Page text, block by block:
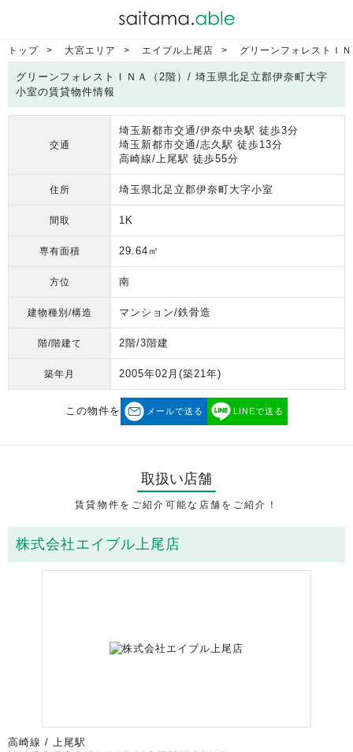
トップ 大宮エリア エイブル上尾店 グリーンフォレストＩ
グリーンフォレストＩＮＡ（2階）/ 埼玉県北足立郡伊奈町大字
小室の賃貸物件情報
交通
埼玉新都市交通/伊奈中央駅 徒歩3分
埼玉新都市交通/志久駅 徒歩13分
高崎線/上尾駅 徒歩55分
住所 埼玉県北足立郡伊奈町大字小室
間取 1K
専有面積 29.64㎡
方位 南
建物種別/構造 マンション/鉄骨造
階/階建て 2階/3階建
築年月 2005年02月 (築21年)
この物件を メールで送る LINEで送る
取扱い店舗
賃貸物件をご紹介可能な店舗をご紹介！
株式会社エイブル上尾店
高崎線 / 上尾駅